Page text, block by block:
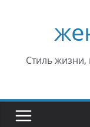
содержимому
Стиль